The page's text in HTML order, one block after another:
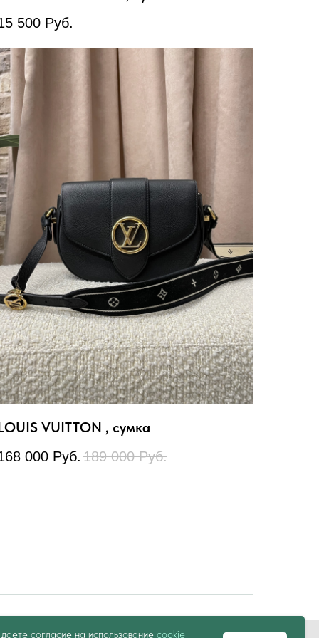
даете согласие на использование cookie
500 Руб.
VUITTON , сумка
000 Руб. 189 000 Руб.